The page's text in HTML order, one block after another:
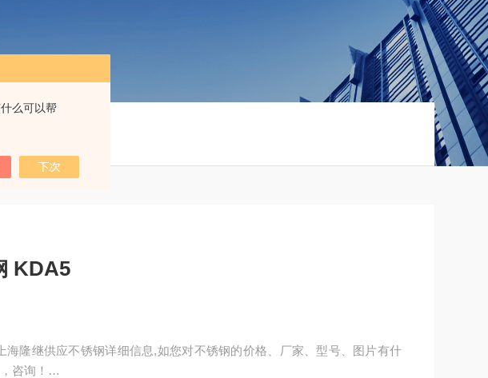
么可以帮
KDA5
海隆继供应不锈钢详细信息,如您对不锈钢的价格、厂家、型号、图片有什
咨询！